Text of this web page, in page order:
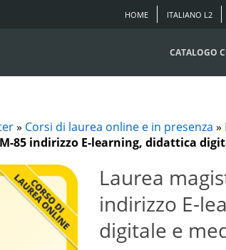
HOME ITALIANO L2
CATALOGO
» Corsi di laurea online e in presenza »
85 indirizzo E-learning, didattica
Laurea
indirizzo E-
digitale e